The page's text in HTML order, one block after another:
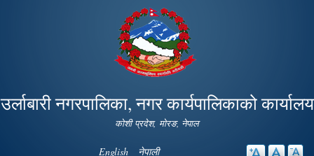
Skip to
main
content
उर्लाबारी नगरपालिका, नगर कार्यपालिकाको कार्यालय
कोशी प्रदेश, माेरङ, नेपाल
English नेपाली